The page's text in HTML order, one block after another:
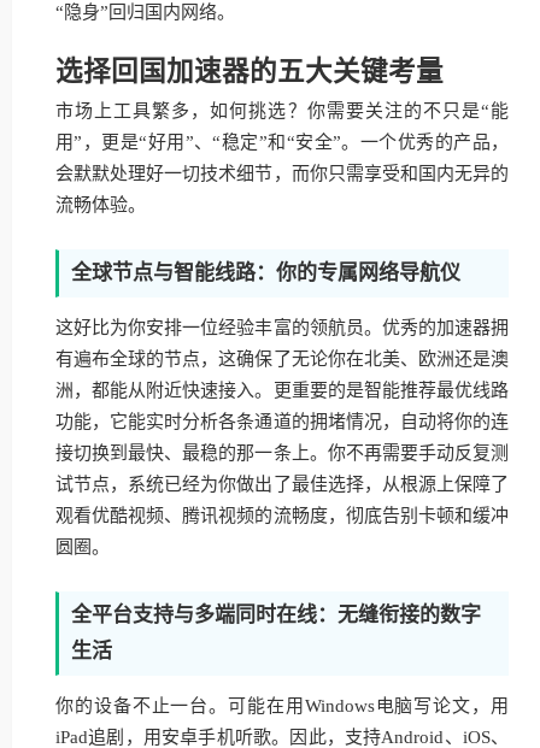
“隐身”回归国内网络。
选择回国加速器的五大关键考量
市场上工具繁多，如何挑选？你需要关注的不只是“能
用”，更是“好用”、“稳定”和“安全”。一个优秀的产品，
会默默处理好一切技术细节，而你只需享受和国内无异的
流畅体验。
全球节点与智能线路：你的专属网络导航仪
这好比为你安排一位经验丰富的领航员。优秀的加速器拥
有遍布全球的节点，这确保了无论你在北美、欧洲还是澳
洲，都能从附近快速接入。更重要的是智能推荐最优线路
功能，它能实时分析各条通道的拥堵情况，自动将你的连
接切换到最快、最稳的那一条上。你不再需要手动反复测
试节点，系统已经为你做出了最佳选择，从根源上保障了
观看优酷视频、腾讯视频的流畅度，彻底告别卡顿和缓冲
圆圈。
全平台支持与多端同时在线：无缝衔接的数字
生活
你的设备不止一台。可能在用Windows电脑写论文，用
iPad追剧，用安卓手机听歌。因此，支持Android、iOS、